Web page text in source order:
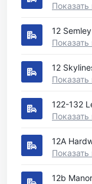
Показать
12
Показать
12
Показать
122-132
Показать
12A
Показать
12b